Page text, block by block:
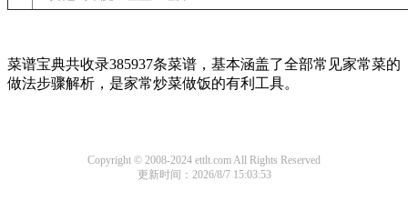
菜谱宝典共收录385937条菜谱，基本涵盖了全部常见家常菜的
做法步骤解析，是家常炒菜做饭的有利工具。
Copyright © 2008-2024 ettlt.com All Rights Reserved
更新时间：2026/8/7 15:03:53